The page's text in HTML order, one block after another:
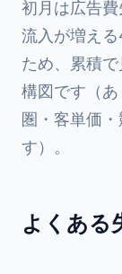
初月は広告
流入が増え
ため、累積
構図です（
圏・客単価
す）。
よくある